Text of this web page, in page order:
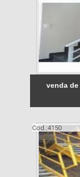
venda
Cod.:4150